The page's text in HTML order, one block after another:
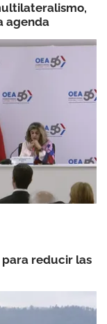
agenda
reducir las